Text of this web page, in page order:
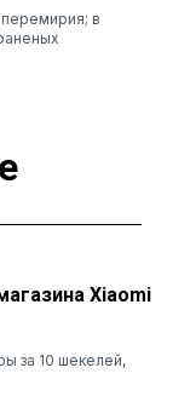
в
Xiaomi
за 10 шекелей,